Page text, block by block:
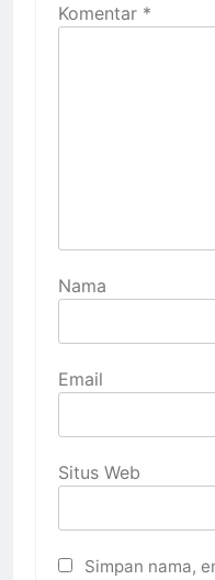
Komentar *
Nama
Email
Situs Web
Simpan nama,